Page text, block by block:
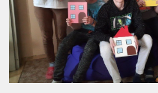
Základní škola
ZŠ speciální
ZŠ a MŠ při nemocnici
Vyhledávání